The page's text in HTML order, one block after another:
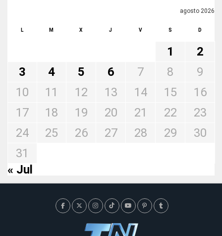
agosto 2026
L M X J V S D
1
2
3
4 5 6 7 8
9
10
11 12 13 14 15
16
17
18 19 20 21 22
23
24
25 26 27 28 29
30
31
« Jul